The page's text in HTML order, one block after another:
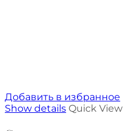
Добавить в избранное
Show details Quick View